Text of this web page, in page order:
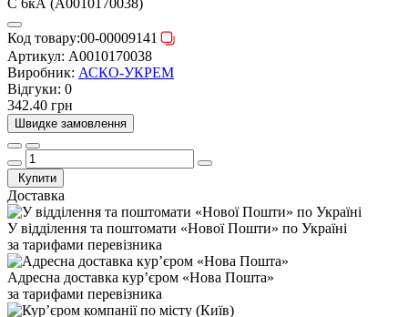
Код товару:00-00009141
Артикул: A0010170038
Виробник: АСКО-УКРЕМ
Відгуки: 0
342.40 грн
Швидке замовлення
Купити
Доставка
У відділення та поштомати «Нової Пошти» по Україні
за тарифами перевізника
Адресна доставка курʼєром «Нова Пошта»
за тарифами перевізника